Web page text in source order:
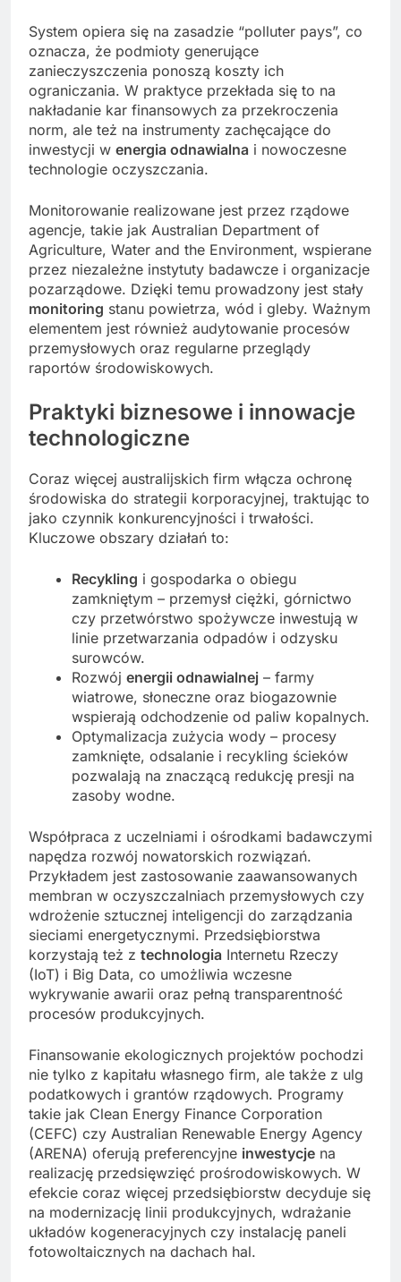
System opiera się na zasadzie “polluter pays”, co
oznacza, że podmioty generujące
zanieczyszczenia ponoszą koszty ich
ograniczania. W praktyce przekłada się to na
nakładanie kar finansowych za przekroczenia
norm, ale też na instrumenty zachęcające do
inwestycji w energia odnawialna i nowoczesne
technologie oczyszczania.
Monitorowanie realizowane jest przez rządowe
agencje, takie jak Australian Department of
Agriculture, Water and the Environment, wspierane
przez niezależne instytuty badawcze i organizacje
pozarządowe. Dzięki temu prowadzony jest stały
monitoring stanu powietrza, wód i gleby. Ważnym
elementem jest również audytowanie procesów
przemysłowych oraz regularne przeglądy
raportów środowiskowych.
Praktyki biznesowe i innowacje
technologiczne
Coraz więcej australijskich firm włącza ochronę
środowiska do strategii korporacyjnej, traktując to
jako czynnik konkurencyjności i trwałości.
Kluczowe obszary działań to:
Recykling i gospodarka o obiegu
zamkniętym – przemysł ciężki, górnictwo
czy przetwórstwo spożywcze inwestują w
linie przetwarzania odpadów i odzysku
surowców.
Rozwój energii odnawialnej – farmy
wiatrowe, słoneczne oraz biogazownie
wspierają odchodzenie od paliw kopalnych.
Optymalizacja zużycia wody – procesy
zamknięte, odsalanie i recykling ścieków
pozwalają na znaczącą redukcję presji na
zasoby wodne.
Współpraca z uczelniami i ośrodkami badawczymi
napędza rozwój nowatorskich rozwiązań.
Przykładem jest zastosowanie zaawansowanych
membran w oczyszczalniach przemysłowych czy
wdrożenie sztucznej inteligencji do zarządzania
sieciami energetycznymi. Przedsiębiorstwa
korzystają też z technologia Internetu Rzeczy
(IoT) i Big Data, co umożliwia wczesne
wykrywanie awarii oraz pełną transparentność
procesów produkcyjnych.
Finansowanie ekologicznych projektów pochodzi
nie tylko z kapitału własnego firm, ale także z ulg
podatkowych i grantów rządowych. Programy
takie jak Clean Energy Finance Corporation
(CEFC) czy Australian Renewable Energy Agency
(ARENA) oferują preferencyjne inwestycje na
realizację przedsięwzięć prośrodowiskowych. W
efekcie coraz więcej przedsiębiorstw decyduje się
na modernizację linii produkcyjnych, wdrażanie
układów kogeneracyjnych czy instalację paneli
fotowoltaicznych na dachach hal.